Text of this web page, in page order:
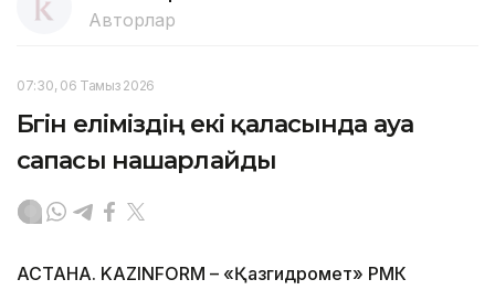
Авторлар
07:30, 06 Тамыз 2026
Бүгін еліміздің екі қаласында ауа
сапасы нашарлайды
АСТАНА. KAZINFORM – «Қазгидромет» РМК